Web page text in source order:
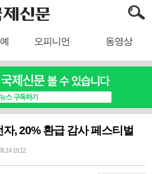
오피니언 동영상
, 20% 환급 감사 페스티벌
19:12